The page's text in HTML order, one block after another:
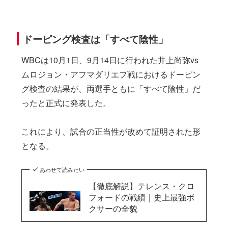
ドーピング検査は「すべて陰性」
WBCは10月1日、9月14日に行われた井上尚弥vs
ムロジョン・アフマダリエフ戦におけるドーピン
グ検査の結果が、両選手ともに「すべて陰性」だ
ったと正式に発表した。
これにより、試合の正当性が改めて証明された形
となる。
あわせて読みたい
【徹底解説】テレンス・クロ
フォードの戦績｜史上最強ボ
クサーの全貌